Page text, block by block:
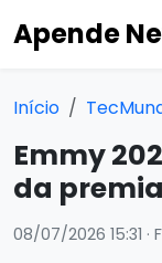
Apende
Início
Emmy
da
08/07/2026 15:31 ·